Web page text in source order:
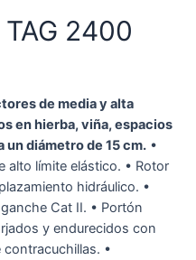
TAG 2400
de media y alta
en hierba, viña, espacios
un diámetro de 15 cm. •
alto límite elástico. • Rotor
hidráulico. •
Cat II. • Portón
y endurecidos con
•